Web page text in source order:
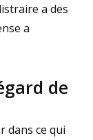
a des
a
de
dans ce qui